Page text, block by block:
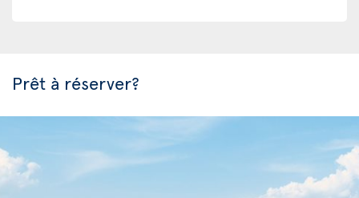
Prêt à réserver?